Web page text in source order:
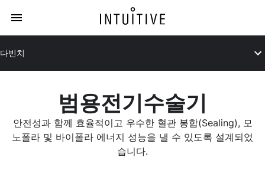
다빈치
범용전기수술기
안전성과 함께 효율적이고 우수한 혈관 봉합(Sealing), 모
노폴라 및 바이폴라 에너지 성능을 낼 수 있도록 설계되었
습니다.